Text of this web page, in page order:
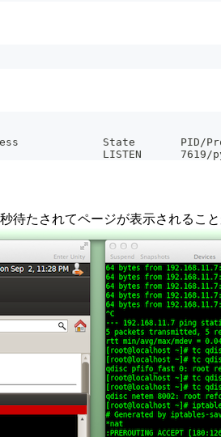
State       PID/
LISTEN      7619/
待たされてページが表示されるこ